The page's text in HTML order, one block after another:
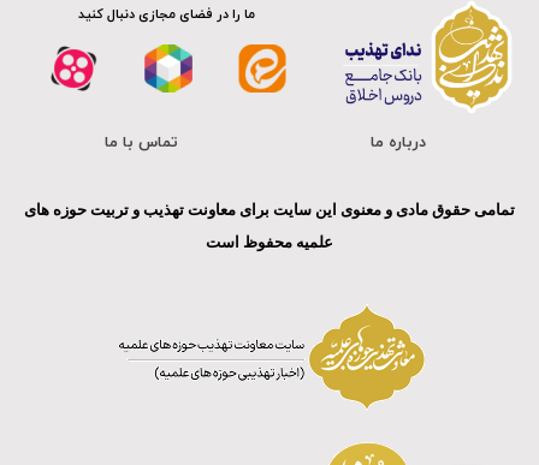
ما را در فضای مجازی دنبال کنید
درباره ما تماس با ما
تمامی حقوق مادی و معنوی این سایت برای معاونت تهذیب و تربیت حوزه های
علمیه محفوظ است